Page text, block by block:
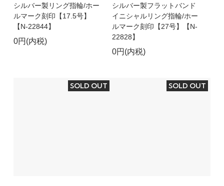
シルバー製リング指輪/ホー
ルマーク刻印【17.5号】
【N-22844】
0円(内税)
シルバー製フラットバンド
イニシャルリング指輪/ホー
ルマーク刻印【27号】【N-
22828】
0円(内税)
SOLD OUT SOLD OUT